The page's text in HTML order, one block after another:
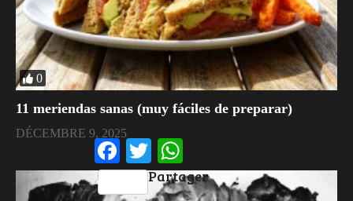
0
11 meriendas sanas (muy fáciles de preparar)
DÉCEMBRE 9, 2025
Facebook
Twitter
Partager